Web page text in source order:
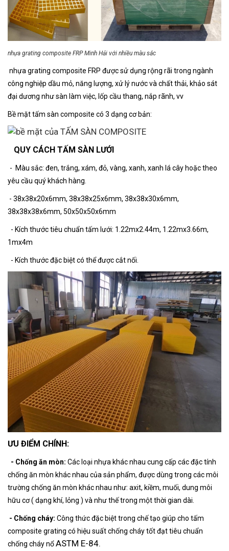
nhựa grating composite FRP Minh Hải với nhiều màu sắc
nhựa grating composite FRP được sử dụng rộng rãi trong ngành
công nghiệp dầu mỏ, năng lượng, xử lý nước và chất thải, khảo sát
đại dương như sàn làm việc, lốp cầu thang, nắp rãnh, vv
Bề mặt tấm sàn composite có 3 dạng cơ bản:
QUY CÁCH TẤM SÀN LƯỚI
- Màu sắc: đen, trắng, xám, đỏ, vàng, xanh, xanh lá cây hoặc theo
yêu cầu quý khách hàng.
- 38x38x20x6mm, 38x38x25x6mm, 38x38x30x6mm,
38x38x38x6mm, 50x50x50x6mm
- Kích thước tiêu chuẩn tấm lưới: 1.22mx2.44m, 1.22mx3.66m,
1mx4m
- Kích thước đặc biệt có thể được cắt nối.
ƯU ĐIỂM CHÍNH:
- Chống ăn mòn: Các loại nhựa khác nhau cung cấp các đặc tính
chống ăn mòn khác nhau của sản phẩm, được dùng trong các môi
trường chống ăn mòn khác nhau như: axit, kiềm, muối, dung môi
hữu cơ ( dạng khí, lỏng ) và như thế trong một thời gian dài.
- Chống cháy: Công thức đặc biệt trong chế tạo giúp cho tấm
composite grating có hiệu suất chống cháy tốt đạt tiêu chuẩn
chống cháy nổASTM E-84.